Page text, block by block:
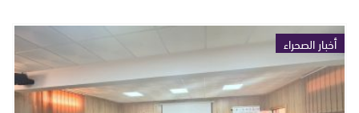
أخبار الصحراء